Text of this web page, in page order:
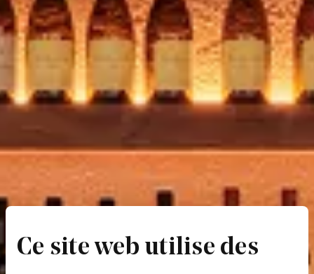
Ce site web utilise des